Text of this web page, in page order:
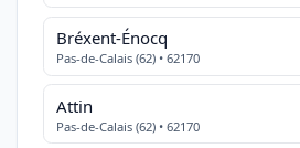
Bréxent-Énocq
Pas-de-Calais (62) • 62170
Attin
Pas-de-Calais (62) • 62170